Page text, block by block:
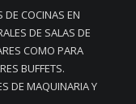
DE COCINAS EN
DE SALAS DE
COMO PARA
BUFFETS.
DE MAQUINARIA Y